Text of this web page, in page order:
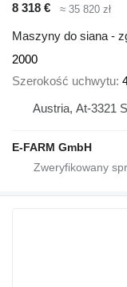
8 318 €
≈ 35 820 zł
Maszyny do siana -
2000
Szerokość uchwytu
Austria, At-3321
E-FARM GmbH